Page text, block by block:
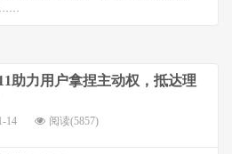
……
助力用户拿捏主动权，抵达理
14 阅读(5857)